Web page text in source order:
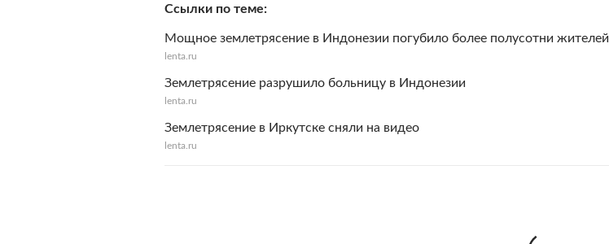
Ссылки по теме
Мощное землетрясение в Индонезии погубило более полусотни жителей
lenta.ru
Землетрясение разрушило больницу в Индонезии
lenta.ru
Землетрясение в Иркутске сняли на видео
lenta.ru